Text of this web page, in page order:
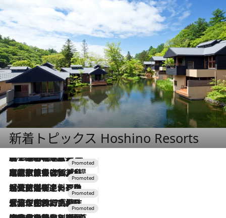
新着トピックス Hoshino Resorts
2026.8.7
【トンボの足水浴】ヒノキの香りに包まれて涼感マックス！約13℃の湧水かけ流しを避暑地「星野温泉 トンボの湯」で体験
2026.7.31
【ホテル帰省】という選択肢をOMOが提案。家族とほどよい距離を保つには「昼は実家、夜は気兼ねなくホテルで！」
2026.7.24
【夏限定ディナーコース】旬を迎える稚鮎や花ズッキーニなどをイタリア・トスカーナの郷土料理の手法で満喫！
2026.7.17
「土佐和ハーブかき氷」がOMO7高知に登場！生姜、山椒、大葉など目にも舌にも涼を呼ぶ郷土の味